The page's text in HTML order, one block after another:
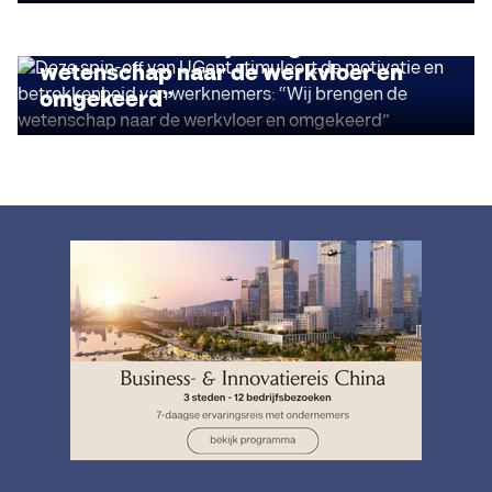
wetenschap naar de werkvloer en
omgekeerd”